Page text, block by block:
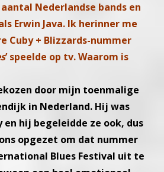
Nederlandse bands en
Erwin Java. Ik herinner me
Cuby + Blizzards-nummer
’ speelde op tv. Waarom is
door mijn toenmalige
in Nederland. Hij was
en hij begeleidde ze ook, dus
opgezet om dat nummer
Blues Festival uit te